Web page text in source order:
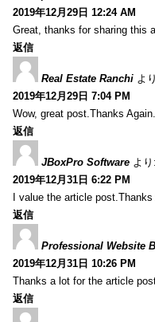
2019年12月29日 12:24 AM
Great, thanks for sharing this
返信
Real Estate Ranchi よ
2019年12月29日 7:04 PM
Wow, great post.Thanks
返信
JBoxPro Software より:
2019年12月31日 6:22 PM
I value the article post.Thanks
返信
Professional Website
2019年12月31日 10:26 PM
Thanks a lot for the article
返信